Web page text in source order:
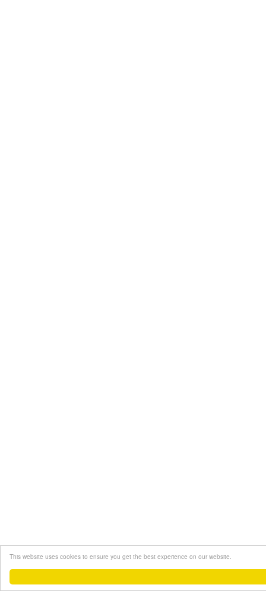
This website uses cookies to ensure you get the best experience on our website.